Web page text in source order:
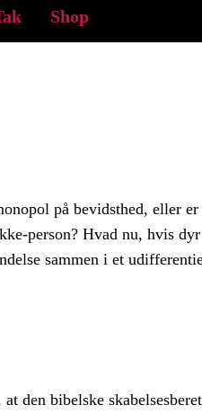
Shop
på bevidsthed, eller
person? Hvad nu, hvis
sammen i et
den bibelske